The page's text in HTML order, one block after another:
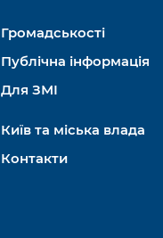
Громадськості
Публічна інформація
Для ЗМІ
Київ та міська влада
Контакти